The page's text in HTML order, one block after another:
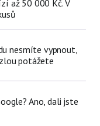
až 50 000 Kč. V
nesmíte vypnout,
potážete
Ano, dali jste